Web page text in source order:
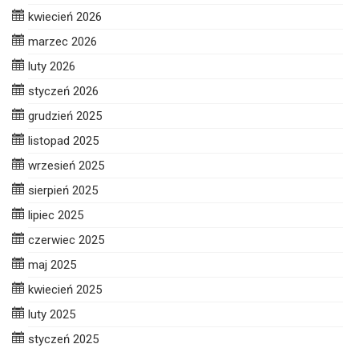
kwiecień 2026
marzec 2026
luty 2026
styczeń 2026
grudzień 2025
listopad 2025
wrzesień 2025
sierpień 2025
lipiec 2025
czerwiec 2025
maj 2025
kwiecień 2025
luty 2025
styczeń 2025